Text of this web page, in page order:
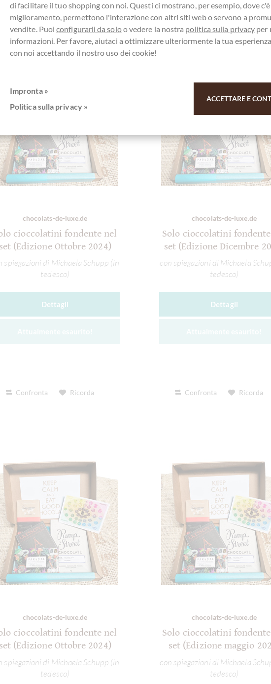
chocolats-de-luxe.de
cioccolatini fondente nel
set (Edizione Ottobre 2024)
spiegazioni di Michaela Schupp (in
tedesco)
Dettagli
Confronta Ricorda
chocolats-de-luxe.de
Solo cioccolatini
set (Edizione Dicembre
con spiegazioni di Michaela
tedesco)
Dettagli
Confronta Ricorda
chocolats-de-luxe.de
cioccolatini fondente nel
set (Edizione Ottobre 2024)
spiegazioni di Michaela Schupp (in
tedesco)
chocolats-de-luxe.de
Solo cioccolatini
set (Edizione maggio
con spiegazioni di Michaela
tedesco)
di facilitare il tuo shopping con noi. Questi ci mostrano, per esempio, dove
miglioramento, permettono l'interazione con altri siti web o servono a
vendite. Puoiconfigurarli da soloo vedere la nostra politica sulla privacy per
informazioni. Per favore, aiutaci a ottimizzare ulteriormente la tua
con noi accettando il nostro uso dei cookie!
Impronta »
Politica sulla privacy »
ACCETTARE E